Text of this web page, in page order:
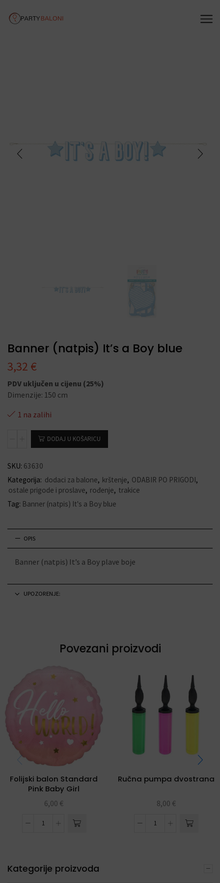
Banner (natpis) It’s a Boy blue
3,32 €
PDV uključen u cijenu (25%)
Dimenzije: 150 cm
1 na zalihi
DODAJ U KOŠARICU
SKU: 63630
Kategorija: dodaci za balone, krštenje, ODABIR PO PRIGODI,
ostale prigode i proslave, rođenje, trakice
Tag: Banner (natpis) It's a Boy blue
OPIS
Banner (natpis) It’s a Boy plave boje
UPOZORENJE:
Povezani proizvodi
Folijski balon Standard
Pink Baby Girl
6,00 €
Ručna pumpa dvostrana
8,00 €
Kategorije proizvoda